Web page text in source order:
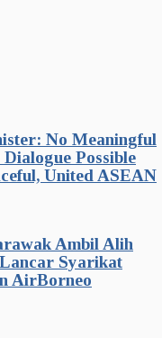
No Meaningful
Possible
United ASEAN
Ambil Alih
Syarikat
AirBorneo